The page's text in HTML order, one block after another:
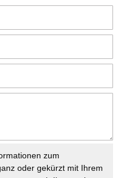
zum
oder gekürzt mit Ihrem